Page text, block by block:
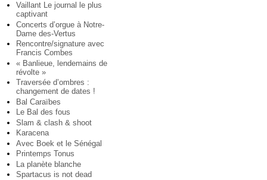
Vaillant Le journal le plus
captivant
Concerts d’orgue à Notre-
Dame des-Vertus
Rencontre/signature avec
Francis Combes
« Banlieue, lendemains de
révolte »
Traversée d’ombres :
changement de dates !
Bal Caraïbes
Le Bal des fous
Slam & clash & shoot
Karacena
Avec Boek et le Sénégal
Printemps Tonus
La planète blanche
Spartacus is not dead